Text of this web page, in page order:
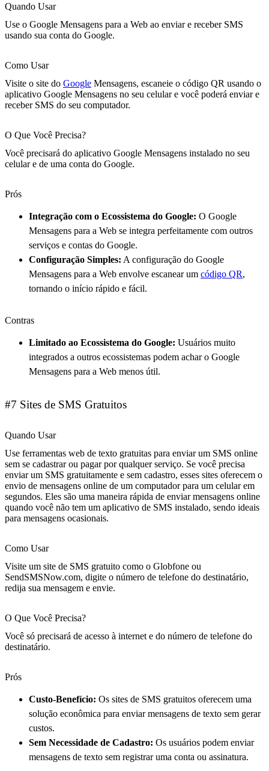
Quando Usar
Use o Google Mensagens para a Web ao enviar e receber SMS
usando sua conta do Google.
Como Usar
Visite o site do Google Mensagens, escaneie o código QR usando o
aplicativo Google Mensagens no seu celular e você poderá enviar e
receber SMS do seu computador.
O Que Você Precisa?
Você precisará do aplicativo Google Mensagens instalado no seu
celular e de uma conta do Google.
Prós
Integração com o Ecossistema do Google: O Google
Mensagens para a Web se integra perfeitamente com outros
serviços e contas do Google.
Configuração Simples: A configuração do Google
Mensagens para a Web envolve escanear um código QR,
tornando o início rápido e fácil.
Contras
Limitado ao Ecossistema do Google: Usuários muito
integrados a outros ecossistemas podem achar o Google
Mensagens para a Web menos útil.
#7 Sites de SMS Gratuitos
Quando Usar
Use ferramentas web de texto gratuitas para enviar um SMS online
sem se cadastrar ou pagar por qualquer serviço. Se você precisa
enviar um SMS gratuitamente e sem cadastro, esses sites oferecem o
envio de mensagens online de um computador para um celular em
segundos. Eles são uma maneira rápida de enviar mensagens online
quando você não tem um aplicativo de SMS instalado, sendo ideais
para mensagens ocasionais.
Como Usar
Visite um site de SMS gratuito como o Globfone ou
SendSMSNow.com, digite o número de telefone do destinatário,
redija sua mensagem e envie.
O Que Você Precisa?
Você só precisará de acesso à internet e do número de telefone do
destinatário.
Prós
Custo-Benefício: Os sites de SMS gratuitos oferecem uma
solução econômica para enviar mensagens de texto sem gerar
custos.
Sem Necessidade de Cadastro: Os usuários podem enviar
mensagens de texto sem registrar uma conta ou assinatura.